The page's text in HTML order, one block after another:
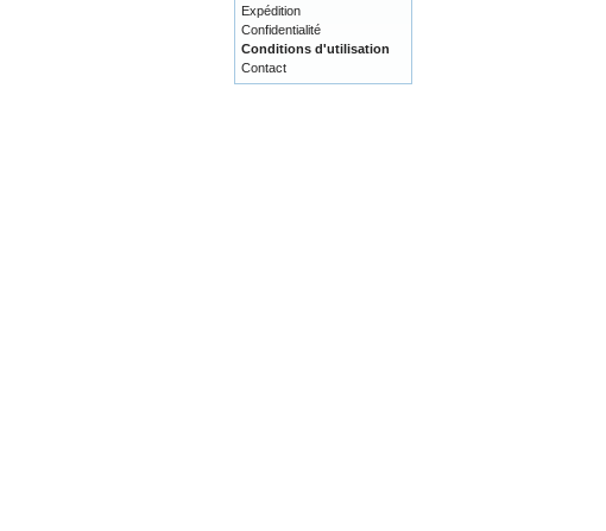
Expédition
Confidentialité
Conditions d'utilisation
Contact